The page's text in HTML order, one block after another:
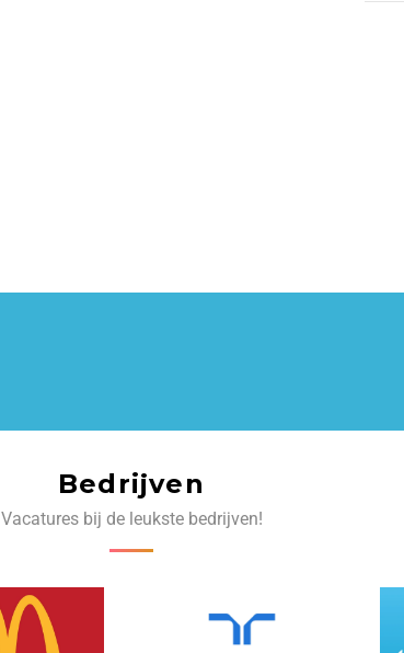
Bedrijven
Vacatures bij de leukste bedrijven!